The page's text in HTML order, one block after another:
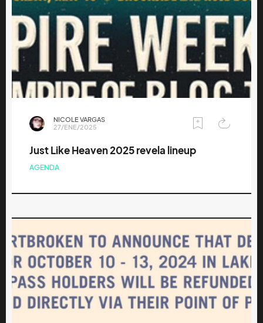
NICOLE VARGAS
27/ENE/2025
Just Like Heaven 2025 revela lineup
AGENDA